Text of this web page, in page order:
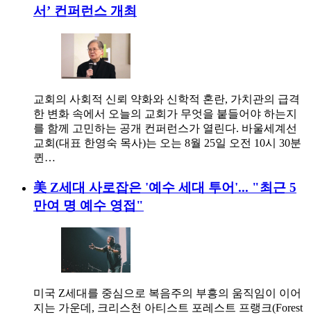
서’ 컨퍼런스 개최
교회의 사회적 신뢰 약화와 신학적 혼란, 가치관의 급격
한 변화 속에서 오늘의 교회가 무엇을 붙들어야 하는지
를 함께 고민하는 공개 컨퍼런스가 열린다. 바울세계선
교회(대표 한영숙 목사)는 오는 8월 25일 오전 10시 30분
퀸…
美 Z세대 사로잡은 '예수 세대 투어'... "최근 5
만여 명 예수 영접"
미국 Z세대를 중심으로 복음주의 부흥의 움직임이 이어
지는 가운데, 크리스천 아티스트 포레스트 프랭크(Forest